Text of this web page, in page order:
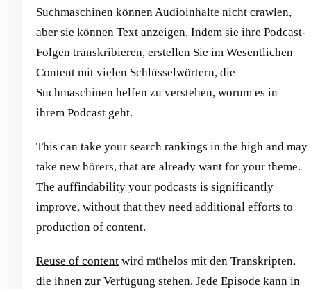
Suchmaschinen können Audioinhalte nicht crawlen,
aber sie können Text anzeigen. Indem sie ihre Podcast-
Folgen transkribieren, erstellen Sie im Wesentlichen
Content mit vielen Schlüsselwörtern, die
Suchmaschinen helfen zu verstehen, worum es in
ihrem Podcast geht.
This can take your search rankings in the high and may
take new hörers, that are already want for your theme.
The auffindability your podcasts is significantly
improve, without that they need additional efforts to
production of content.
Reuse of content wird mühelos mit den Transkripten,
die ihnen zur Verfügung stehen. Jede Episode kann in